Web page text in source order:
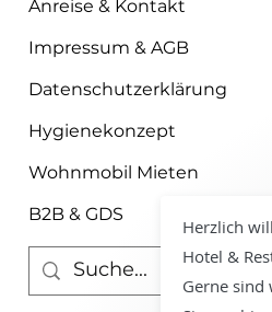
Anreise & Kontakt
Impressum & AGB
Datenschutzerklärung
Hygienekonzept
Wohnmobil Mieten
B2B & GDS
Herzlich
Hotel &
Gerne sind